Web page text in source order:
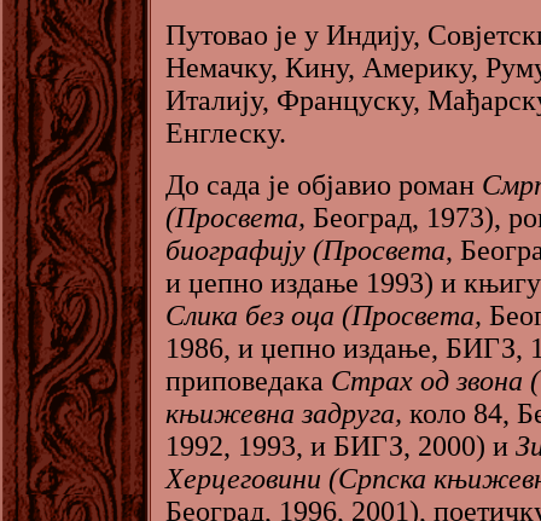
Путовао је у Индију,
Немачку, Кину, Америку,
Италију, Француску,
Енглеску.
До сада је објавио роман
(Просвета, Београд, 1973),
биографију (Просвета,
и џепно издање 1993) и
Слика без оца (Просвета,
1986, и џепно издање, БИГЗ,
приповедака Страх од звона
књижевна задруга, коло 84,
1992, 1993, и БИГЗ, 2000) и
Херцеговини (Српска
Београд, 1996, 2001),